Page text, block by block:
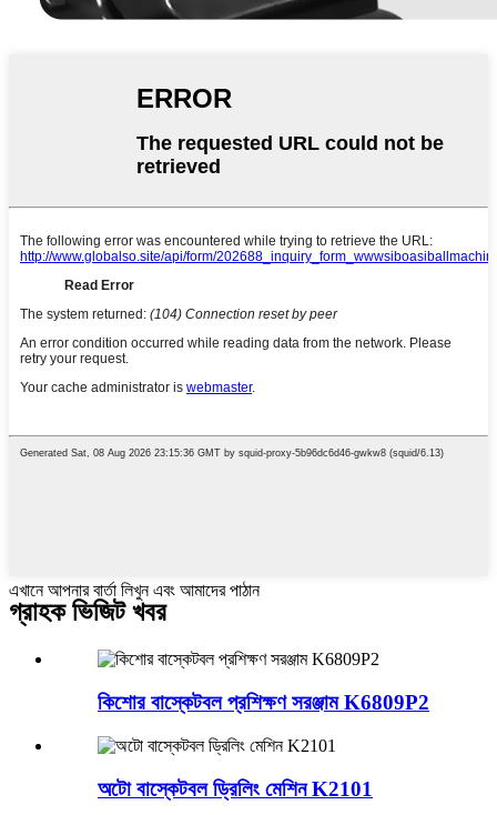
এখানে আপনার বার্তা লিখুন এবং আমাদের পাঠান
গ্রাহক ভিজিট খবর
কিশোর বাস্কেটবল প্রশিক্ষণ সরঞ্জাম K6809P2
অটো বাস্কেটবল ড্রিলিং মেশিন K2101